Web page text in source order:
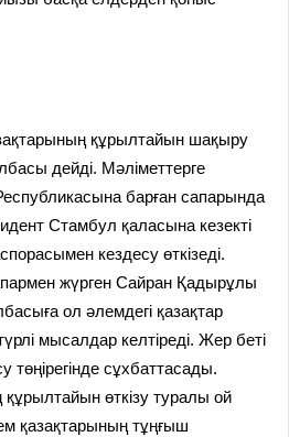
құрылтайын шақыру
дейді. Мәліметтерге
барған сапарында
Стамбул қаласына кезекті
кездесу өткізеді.
жүрген Сайран Қадырұлы
ол әлемдегі қазақтар
мысалдар келтіреді. Жер беті
төңірегінде сұхбаттасады.
өткізу туралы ой
қазақтарының тұңғыш